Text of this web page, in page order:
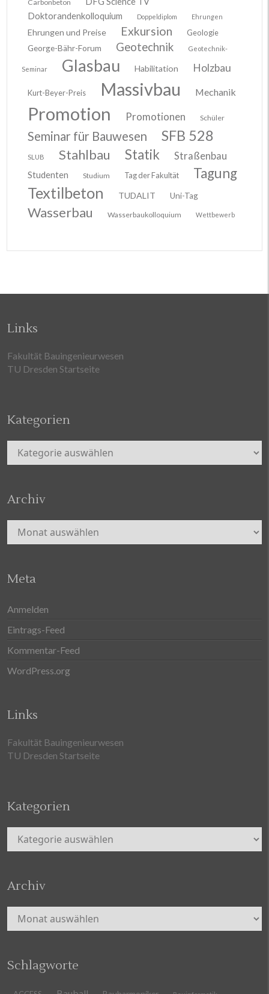
Carbonbeton
Doktorandenkolloquium
Doppeldiplom Ehrungen
Ehrungen und Preise Exkursion
Geologie
George-Bähr-Forum
Geotechnik Geotechnik-
Seminar Glasbau Habilitation Holzbau
Kurt-Beyer-Preis Massivbau Mechanik
Promotion Promotionen Schüler
Seminar für Bauwesen SFB 528
SLUB Stahlbau Statik Straßenbau
Studenten Studium Tag der Fakultät Tagung
Textilbeton TUDALIT Uni-Tag
Wasserbau Wasserbaukolloquium Wettbewerb
Links
Fakultät Bauingenieurwesen
TU Dresden Startseite
Kategorien
Kategorien
Archiv
Archiv
Meta
Anmelden
Eintrags-Feed
Kommentar-Feed
WordPress.org
Links
Fakultät Bauingenieurwesen
TU Dresden Startseite
Kategorien
Kategorien
Archiv
Archiv
Schlagworte